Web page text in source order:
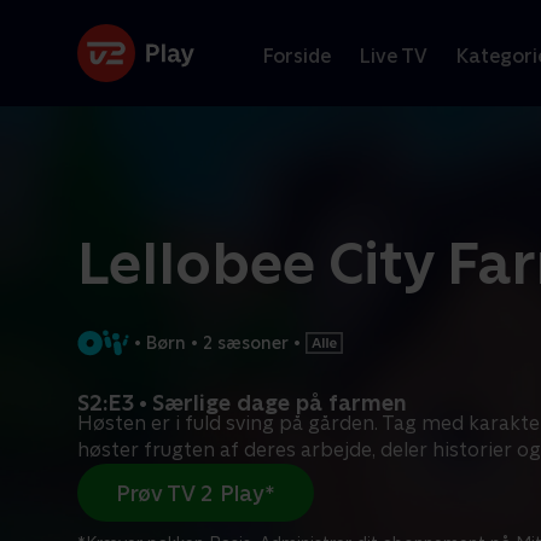
Forside Live TV
Lellobee City
• Børn • 2 sæsoner •
S2:E3 • Særlige dage på farmen
Høsten er i fuld sving på gården. Tag med
høster frugten af deres arbejde, deler historier og
Prøv TV 2 Play*